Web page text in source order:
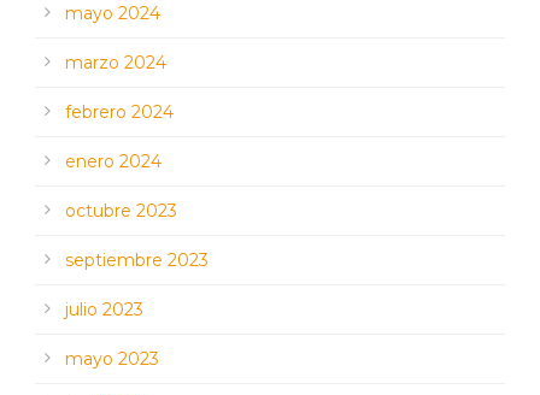
mayo 2024
marzo 2024
febrero 2024
enero 2024
octubre 2023
septiembre 2023
julio 2023
mayo 2023